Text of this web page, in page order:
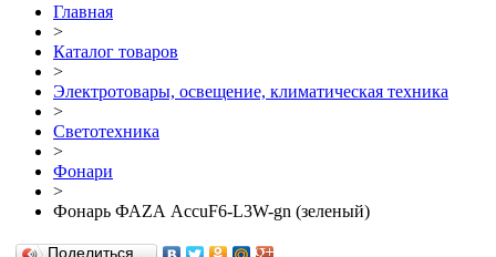
Главная
>
Каталог товаров
>
Электротовары, освещение, климатическая техника
>
Светотехника
>
Фонари
>
Фонарь ФАZА AccuF6-L3W-gn (зеленый)
Поделиться…